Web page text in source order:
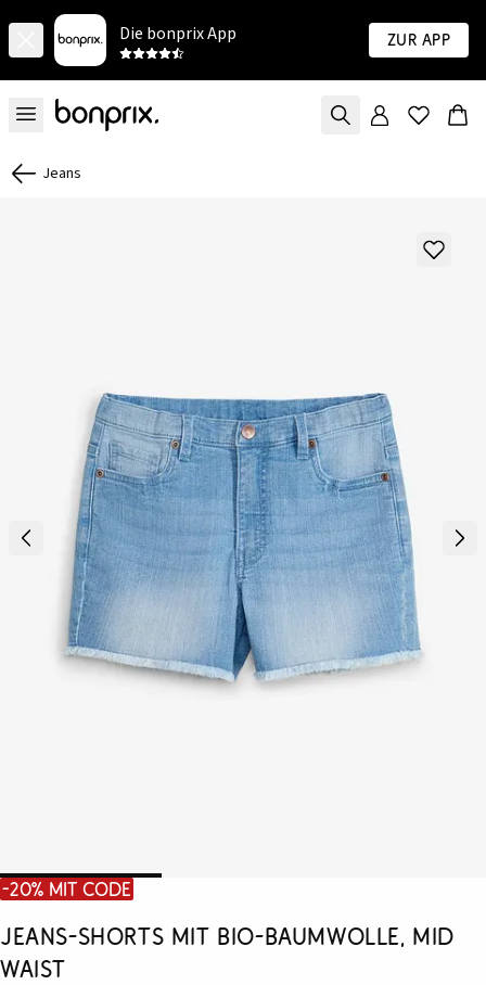
Die bonprix App Zur App
Jeans
-20% mit Code
Jeans-Shorts mit Bio-Baumwolle, Mid
Waist